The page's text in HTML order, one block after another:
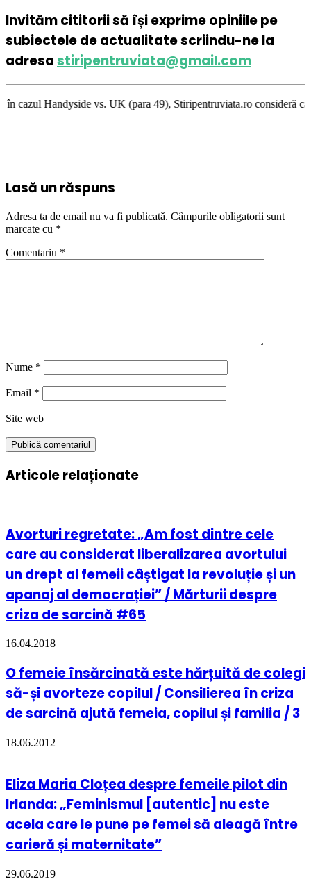
Invităm cititorii să își exprime opiniile pe
subiectele de actualitate scriindu-ne la
adresastiripentruviata@gmail.com
vs. UK (para 49), Stiripentruviata.ro consideră că dezbaterea
Lasă un răspuns
Adresa ta de email nu va fi publicată. Câmpurile obligatorii sunt
marcate cu *
Comentariu *
Nume *
Email *
Site web
Articole relaționate
Avorturi regretate: „Am fost dintre cele
care au considerat liberalizarea avortului
un drept al femeii câștigat la revoluție și un
apanaj al democrației” / Mărturii despre
criza de sarcină #65
16.04.2018
O femeie însărcinată este hărțuită de colegi
să-și avorteze copilul / Consilierea în criza
de sarcină ajută femeia, copilul și familia / 3
18.06.2012
Eliza Maria Cloțea despre femeile pilot din
Irlanda: „Feminismul [autentic] nu este
acela care le pune pe femei să aleagă între
carieră și maternitate”
29.06.2019